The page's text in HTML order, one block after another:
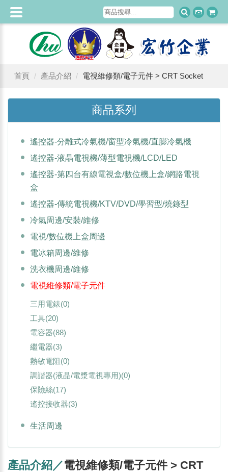
首頁 產品介紹 電視維修類/電子元件 > CRT Socket
商品系列
遙控器-分離式冷氣機/窗型冷氣機/直膨冷氣機
遙控器-液晶電視機/薄型電視機/LCD/LED
遙控器-第四台有線電視盒/數位機上盒/網路電視
盒
遙控器-傳統電視機/KTV/DVD/學習型/燒錄型
冷氣周邊/安裝/維修
電視/數位機上盒周邊
電冰箱周邊/維修
洗衣機周邊/維修
電視維修類/電子元件
三用電錶(0)
工具(20)
電容器(88)
繼電器(3)
熱敏電阻(0)
調諧器(液晶/電漿電視專用)(0)
保險絲(17)
遙控接收器(3)
生活周邊
產品介紹／電視維修類/電子元件 > CRT